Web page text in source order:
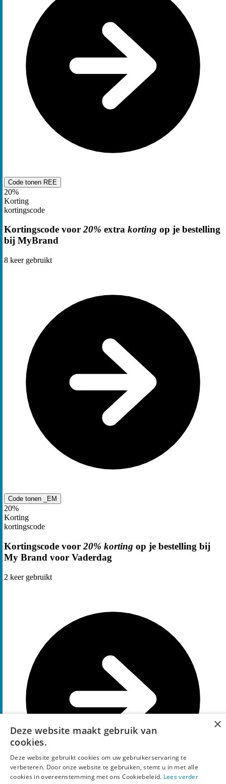
Code tonen REE
20%
Korting
kortingscode
Kortingscode voor20% extra korting op je bestelling
bij MyBrand
8 keer gebruikt
Code tonen _EM
20%
Korting
kortingscode
Kortingscode voor 20% korting op je bestelling bij
My Brand voor Vaderdag
2 keer gebruikt
×
Deze website maakt gebruik van
cookies.
Deze website gebruikt cookies om uw gebruikerservaring te
verbeteren. Door onze website te gebruiken, stemt u in met alle
cookies in overeenstemming met ons Cookiebeleid. Lees verder